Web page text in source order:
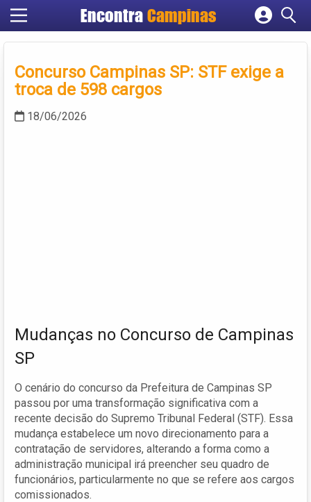
Encontra Campinas
Cadastrar empresa
Criar conta
Concurso Campinas SP: STF exige a
troca de 598 cargos
18/06/2026
Mudanças no Concurso de Campinas
SP
O cenário do concurso da Prefeitura de Campinas SP
passou por uma transformação significativa com a
recente decisão do Supremo Tribunal Federal (STF). Essa
mudança estabelece um novo direcionamento para a
contratação de servidores, alterando a forma como a
administração municipal irá preencher seu quadro de
funcionários, particularmente no que se refere aos cargos
comissionados.